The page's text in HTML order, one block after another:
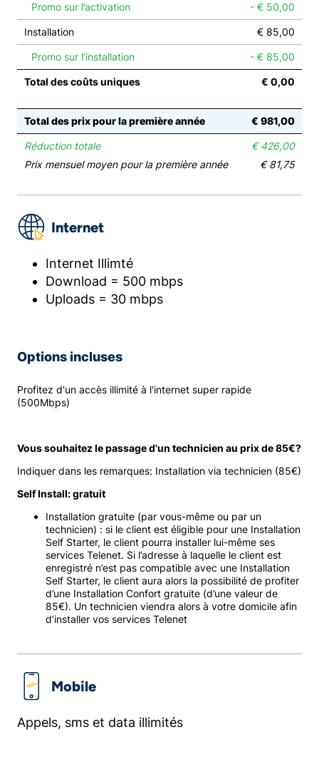
Promo sur l’activation - € 50,00
Installation € 85,00
Promo sur l’installation - € 85,00
Total des coûts uniques € 0,00
Total des prix pour la première année € 981,00
Réduction totale
€ 426,00
Prix mensuel moyen pour la première année
€ 81,75
Internet
Internet Illimté
Download = 500 mbps
Uploads = 30 mbps
Options incluses
Profitez d'un accès illimité à l'internet super rapide
(500Mbps)
Vous souhaitez le passage d'un technicien au prix de 85€?
Indiquer dans les remarques: Installation via technicien (85€)
Self Install: gratuit
Installation gratuite (par vous-même ou par un
technicien) : si le client est éligible pour une Installation
Self Starter, le client pourra installer lui-même ses
services Telenet. Si l’adresse à laquelle le client est
enregistré n’est pas compatible avec une Installation
Self Starter, le client aura alors la possibilité de profiter
d’une Installation Confort gratuite (d’une valeur de
85€). Un technicien viendra alors à votre domicile afin
d’installer vos services Telenet
Mobile
Appels, sms et data illimités